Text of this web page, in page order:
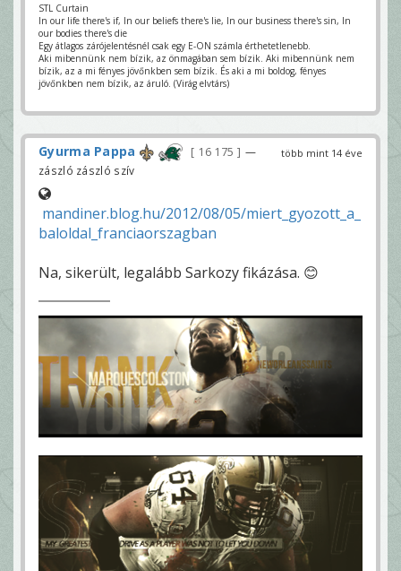
STL Curtain
In our life there's if, In our beliefs there's lie, In our business there's sin, In
our bodies there's die
Egy átlagos zárójelentésnél csak egy E-ON számla érthetetlenebb.
Aki mibennünk nem bízik, az önmagában sem bízik. Aki mibennünk nem
bízik, az a mi fényes jövőnkben sem bízik. És aki a mi boldog, fényes
jövőnkben nem bízik, az áruló. (Virág elvtárs)
több mint 14 éve
Gyurma Pappa 16 175
—
zászló zászló szív
mandiner.blog.hu/2012/08/05/miert_gyozott_a_
baloldal_franciaorszagban
Na, sikerült, legalább Sarkozy fikázása. 😊